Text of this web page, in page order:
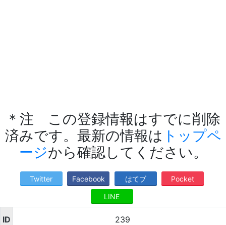
＊注 この登録情報はすでに削除
済みです。最新の情報は トップペ
ージから確認してください。
Twitter Facebook はてブ Pocket
LINE
ID 239